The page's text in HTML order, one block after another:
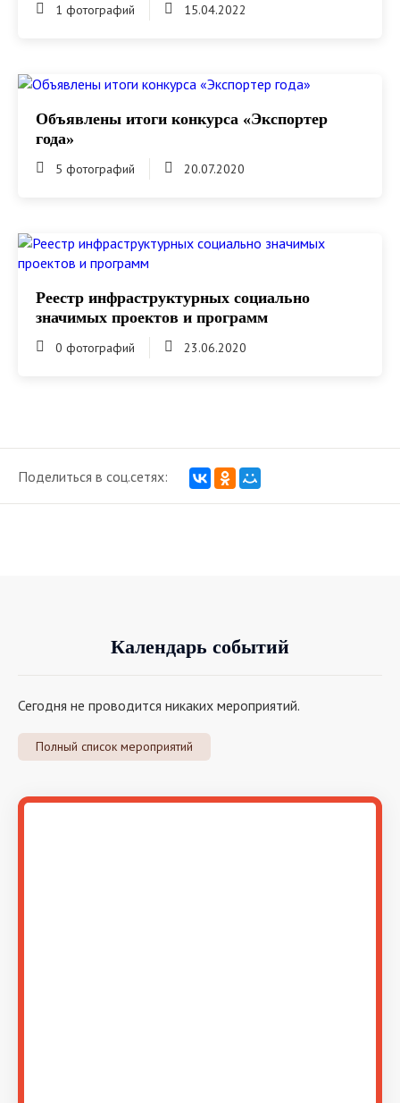
1 фотографий 15.04.2022
Объявлены итоги конкурса «Экспортер
года»
5 фотографий 20.07.2020
Реестр инфраструктурных социально
значимых проектов и программ
0 фотографий 23.06.2020
Поделиться в соц.сетях:
Календарь событий
Сегодня не проводится никаких мероприятий.
Полный список мероприятий